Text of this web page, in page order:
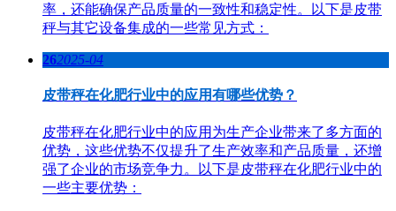
率，还能确保产品质量的一致性和稳定性。以下是皮带
秤与其它设备集成的一些常见方式：
262025-04
皮带秤在化肥行业中的应用有哪些优势？
皮带秤在化肥行业中的应用为生产企业带来了多方面的
优势，这些优势不仅提升了生产效率和产品质量，还增
强了企业的市场竞争力。以下是皮带秤在化肥行业中的
一些主要优势：